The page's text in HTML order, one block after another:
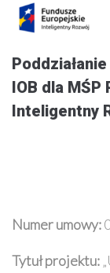
IOB dla
Inteligentny
Numer umowy:
Tytuł projektu: